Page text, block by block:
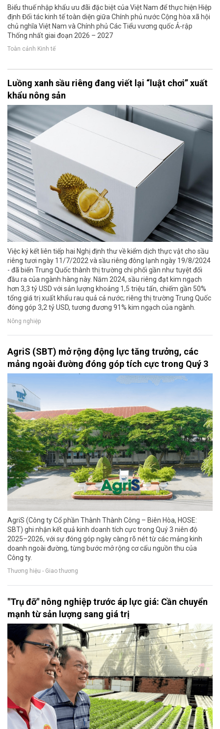
Biểu thuế nhập khẩu ưu đãi đặc biệt của Việt Nam để thực hiện Hiệp
định Đối tác kinh tế toàn diện giữa Chính phủ nước Cộng hòa xã hội
chủ nghĩa Việt Nam và Chính phủ Các Tiểu vương quốc Ả-rập
Thống nhất giai đoạn 2026 – 2027
Toàn cảnh Kinh tế
Luồng xanh sầu riêng đang viết lại “luật chơi” xuất
khẩu nông sản
Việc ký kết liên tiếp hai Nghị định thư về kiểm dịch thực vật cho sầu
riêng tươi ngày 11/7/2022 và sầu riêng đông lạnh ngày 19/8/2024
- đã biến Trung Quốc thành thị trường chi phối gần như tuyệt đối
đầu ra của ngành hàng này. Năm 2024, sầu riêng đạt kim ngạch
hơn 3,3 tỷ USD với sản lượng khoảng 1,5 triệu tấn, chiếm gần 50%
tổng giá trị xuất khẩu rau quả cả nước; riêng thị trường Trung Quốc
đóng góp 3,2 tỷ USD, tương đương 91% kim ngạch của ngành.
Nông nghiệp
AgriS (SBT) mở rộng động lực tăng trưởng, các
mảng ngoài đường đóng góp tích cực trong Quý 3
AgriS (Công ty Cổ phần Thành Thành Công – Biên Hòa, HOSE:
SBT) ghi nhận kết quả kinh doanh tích cực trong Quý 3 niên độ
2025–2026, với sự đóng góp ngày càng rõ nét từ các mảng kinh
doanh ngoài đường, từng bước mở rộng cơ cấu nguồn thu của
Công ty.
Thương hiệu - Giao thương
"Trụ đỡ" nông nghiệp trước áp lực giá: Cần chuyển
mạnh từ sản lượng sang giá trị